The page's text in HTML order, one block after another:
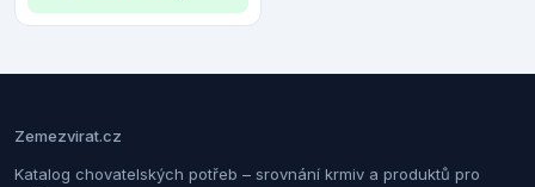
Zemezvirat.cz
Katalog chovatelských potřeb – srovnání krmiv a produktů pro